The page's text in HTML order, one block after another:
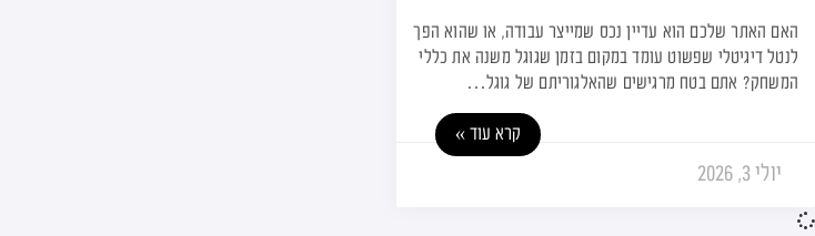
האם האתר שלכם הוא עדיין נכס שמייצר עבודה, או שהוא הפך
לנטל דיגיטלי שפשוט עומד במקום בזמן שגוגל משנה את כללי
המשחק? אתם בטח מרגישים שהאלגוריתם של גוגל…
קרא עוד »
יולי 3, 2026